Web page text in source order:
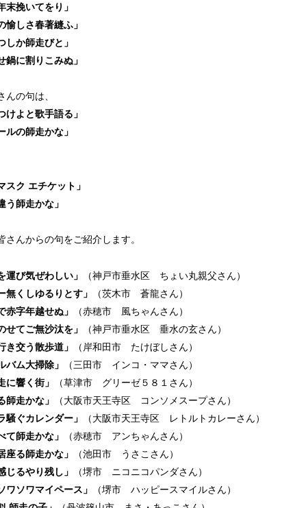
末挽いてをり」
愉しさ春著縫ふ」
しか師走びと」
鍋に割りこみぬ」
の句は、
けよと歌手語る」
ルの師走かな 」
スク エチケット」
う師走かな」
さんからの句をご紹介します。
運び気ぜわしい」
（神戸市垂水区 ちょい丸親父さん）
無くしゆるりとす」
（茨木市 蒼龍さん）
赤字年越せぬ」
（赤穂市 風ちゃんさん）
せてご無沙汰を」
（神戸市垂水区 垂水の玄さん）
き交う散歩道」
（岸和田市 たけぼしさん）
バム大掃除」
（三田市 インコ・ママさん）
に響く街」
（草津市 グリーゼ５８１さん）
師走かな」
（大阪市天王寺区 コンソメスープさん）
騒ぐカレンダー」
（大阪市天王寺区 レトルトカレーさん）
て師走かな」
（赤穂市 アンちゃんさん）
座る師走かな」
（池田市 うさこさん）
じるやり残し」
（堺市 ニコニコパンダさん）
ワソワマイペース」
（堺市 ハッピースマイルさん）